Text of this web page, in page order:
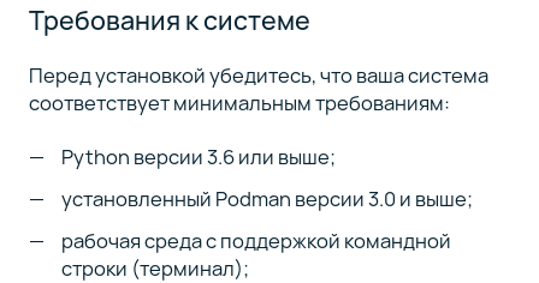
Требования к системе
Перед установкой убедитесь, что ваша система
соответствует минимальным требованиям:
Python версии 3.6 или выше;
установленный Podman версии 3.0 и выше;
рабочая среда с поддержкой командной
строки (терминал);